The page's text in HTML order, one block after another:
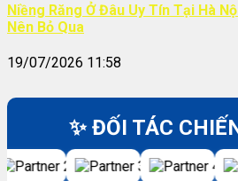
Niềng Răng Ở Đâu Uy Tín Tại Hà
Nên Bỏ Qua
19/07/2026 11:58
✨ ĐỐI TÁC